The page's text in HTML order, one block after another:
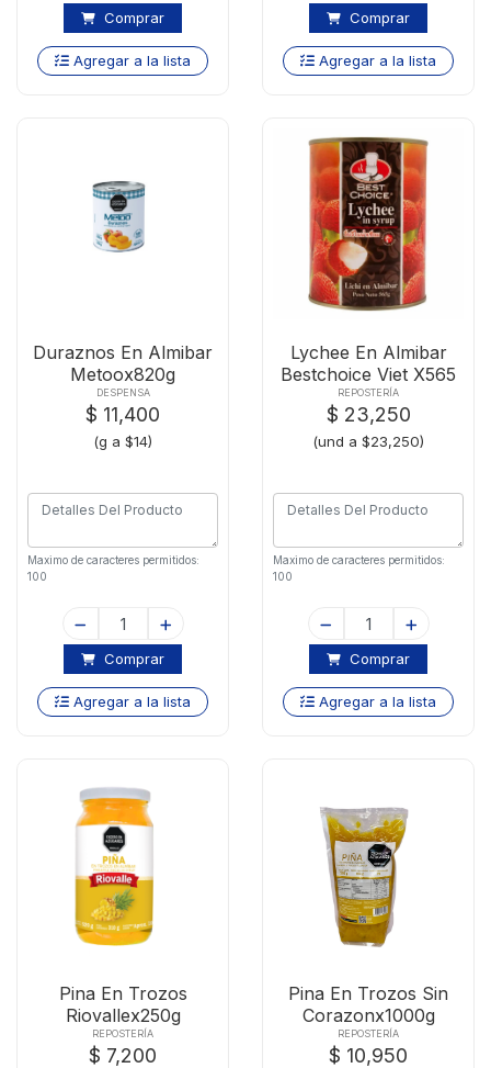
Comprar
Agregar a la lista
Comprar
Agregar a la lista
Duraznos En Almibar
Metoox820g
DESPENSA
$ 11,400
(g a $14)
Maximo de caracteres permitidos:
100
Comprar
Agregar a la lista
Lychee En Almibar
Bestchoice Viet X565
REPOSTERÍA
$ 23,250
(und a $23,250)
Maximo de caracteres permitidos:
100
Comprar
Agregar a la lista
Pina En Trozos
Riovallex250g
REPOSTERÍA
$ 7,200
Pina En Trozos Sin
Corazonx1000g
REPOSTERÍA
$ 10,950